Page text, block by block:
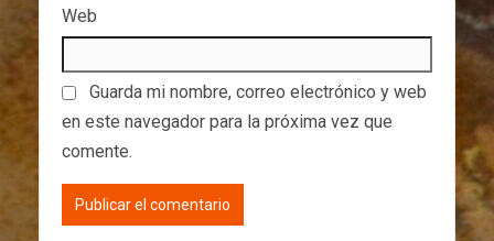
Web
Guarda mi nombre, correo electrónico y web
en este navegador para la próxima vez que
comente.